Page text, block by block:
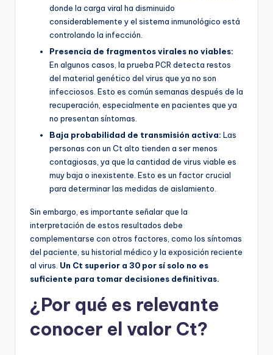
donde la carga viral ha disminuido
considerablemente y el sistema inmunológico está
controlando la infección.
Presencia de fragmentos virales no viables:
En algunos casos, la prueba PCR detecta restos
del material genético del virus que ya no son
infecciosos. Esto es común semanas después de la
recuperación, especialmente en pacientes que ya
no presentan síntomas.
Baja probabilidad de transmisión activa: Las
personas con un Ct alto tienden a ser menos
contagiosas, ya que la cantidad de virus viable es
muy baja o inexistente. Esto es un factor crucial
para determinar las medidas de aislamiento.
Sin embargo, es importante señalar que la
interpretación de estos resultados debe
complementarse con otros factores, como los síntomas
del paciente, su historial médico y la exposición reciente
al virus. Un Ct superior a 30 por sí solo no es
suficiente para tomar decisiones definitivas.
¿Por qué es relevante
conocer el valor Ct?